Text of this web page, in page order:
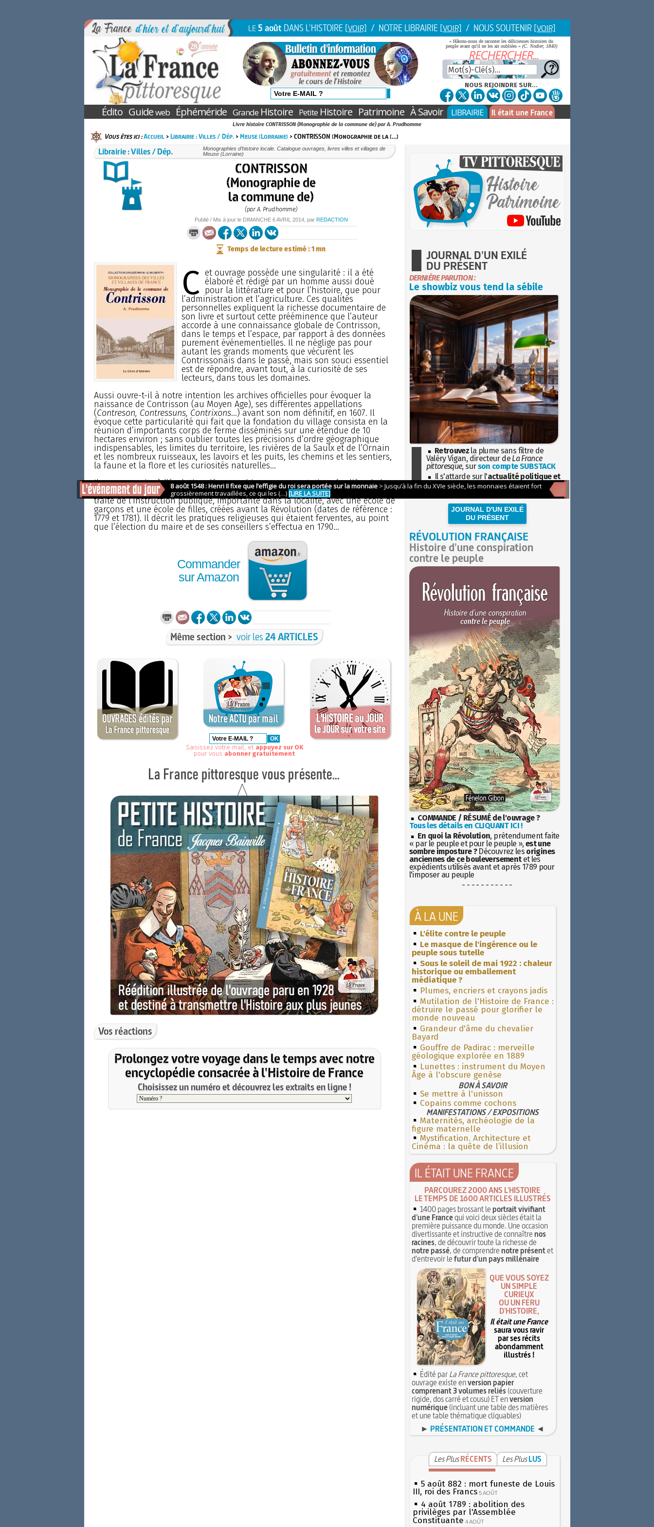
LE 5 aoûtDANS L'HISTOIRE [VOIR] / NOTRE LIBRAIRIE [VOIR] / NOUS SOUTENIR [VOIR]
« Hâtons-nous de raconter les délicieuses histoires du
peuple avant qu'il ne les ait oubliées » (C. Nodier, 1840)
NOUS REJOINDRE SUR...
Édito Guideweb Éphéméride GrandeHistoire PetiteHistoire Patrimoine À Savoir LIBRAIRIE Il était une France
Livre histoire CONTRISSON (Monographie de la commune de) par A. Prudhomme
Vous êtes ici :Accueil>Librairie : Villes / Dép.>Meuse (Lorraine) > CONTRISSON (Monographie de la (…)
Librairie : Villes / Dép.
Monographies d’histoire locale. Catalogue ouvrages, livres villes et villages de
Meuse (Lorraine)
CONTRISSON
(Monographie de
la commune de)
(par A. Prudhomme)
Publié / Mis à jour le DIMANCHE 6 AVRIL 2014, par REDACTION
Temps de lecture estimé : 1 mn
C et ouvrage possède une singularité : il a été
élaboré et rédigé par un homme aussi doué
pour la littérature et pour l’histoire, que pour
l’administration et l’agriculture. Ces qualités
personnelles expliquent la richesse documentaire de
son livre et surtout cette prééminence que l’auteur
accorde à une connaissance globale de Contrisson,
dans le temps et l’espace, par rapport à des données
purement événementielles. Il ne néglige pas pour
autant les grands moments que vécurent les
Contrissonais dans le passé, mais son souci essentiel
est de répondre, avant tout, à la curiosité de ses
lecteurs, dans tous les domaines.
Aussi ouvre-t-il à notre intention les archives officielles pour évoquer la
naissance de Contrisson (au Moyen Age), ses différentes appellations
(Contreson, Contressuns, Contrixons...) avant son nom définitif, en 1607. Il
évoque cette particularité qui fait que la fondation du village consista en la
réunion d’importants corps de ferme disséminés sur une étendue de 10
hectares environ ; sans oublier toutes les précisions d’ordre géographique
indispensables, les limites du territoire, les rivières de la Saulx et de l’Ornain
et les nombreux ruisseaux, les lavoirs et les puits, les chemins et les sentiers,
la faune et la flore et les curiosités naturelles...
Il passe ensuite à l’évolution démographique : augmentation régulière de la
population jusqu’en 1846, puis diminution jusqu’à la fin du XIXe siècle ; il
traite de l’instruction publique, importante dans la localité, avec une école de
garçons et une école de filles, créées avant la Révolution (dates de référence :
1779 et 1781). Il décrit les pratiques religieuses qui étaient ferventes, au point
que l’élection du maire et de ses conseillers s’effectua en 1790...
Commander
sur Amazon
Même section > voir les24 ARTICLES
Saisissez votre mail, et appuyez sur OK
pour vous abonner gratuitement
Vos réactions
Prolongez votre voyage dans le temps avec notre
encyclopédie consacrée à l'Histoire de France
Choisissez un numéro et découvrez les extraits en ligne !
JOURNAL D'UN EXILÉ
DU PRÉSENT
DERNIÈRE PARUTION :
Le showbiz vous tend la sébile
Retrouvez la plume sans filtre de
Valéry Vigan, directeur de La France
pittoresque, surson compte SUBSTACK
Il s'attarde sur l'actualité politique et
sociétaleavec la hauteur de vue de
JOURNAL D'UN EXILÉ
DU PRÉSENT
RÉVOLUTION FRANÇAISE
Histoire d'une conspiration
contre le peuple
COMMANDE / RÉSUMÉ de l'ouvrage ?
Tous les détails en CLIQUANT ICI !
En quoi la Révolution, prétendument faite
« par le peuple et pour le peuple », est une
sombre imposture ?Découvrez les origines
anciennes de ce bouleversementet les
expédients utilisés avant et après 1789 pour
l'imposer au peuple
- - - - - - - - - - -
À LA UNE
L'élite contre le peuple
Le masque de l'ingérence ou le
peuple sous tutelle
Sous le soleil de mai 1922 : chaleur
historique ou emballement
médiatique ?
Plumes, encriers et crayons jadis
Mutilation de l'Histoire de France :
détruire le passé pour glorifier le
monde nouveau
Grandeur d'âme du chevalier
Bayard
Gouffre de Padirac : merveille
géologique explorée en 1889
Lunettes : instrument du Moyen
Âge à l'obscure genèse
BON À SAVOIR
Se mettre à l'unisson
Copains comme cochons
MANIFESTATIONS / EXPOSITIONS
Maternités, archéologie de la
figure maternelle
Mystification. Architecture et
Cinéma : la quête de l’illusion
IL ÉTAIT UNE FRANCE
PARCOUREZ 2000 ANS L'HISTOIRE
LE TEMPS DE 1600 ARTICLES ILLUSTRÉS
1400 pages brossant leportrait vivifiant
d'une Francequi voici deux siècles était la
première puissance du monde. Une occasion
divertissante et instructive de connaîtrenos
racines, de découvrir toute la richesse de
notre passé, de comprendrenotre présentet
d'entrevoir lefutur d'un pays millénaire
QUE VOUS SOYEZ
UN SIMPLE
CURIEUX
OU UN FÉRU
D'HISTOIRE,
Il était une France
saura vous ravir
par ses récits
abondamment
illustrés !
Édité parLa France pittoresque, cet
ouvrage existe enversion papier
comprenant 3 volumes reliés(couverture
rigide, dos carré et cousu) ET enversion
numérique(incluant une table des matières
et une table thématique cliquables)
► PRÉSENTATION ET COMMANDE ◄
Les Plus RÉCENTS Les Plus LUS
5 août 882 : mort funeste de Louis
III, roi des Francs 5 AOÛT
4 août 1789 : abolition des
privilèges par l'Assemblée
Constituante 4 AOÛT